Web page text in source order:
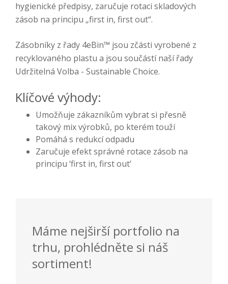
hygienické předpisy, zaručuje rotaci skladových
zásob na principu „first in, first out“.
Zásobníky z řady 4eBin™ jsou zčásti vyrobené z
recyklovaného plastu a jsou součástí naší řady
Udržitelná Volba - Sustainable Choice.
Klíčové výhody:
Umožňuje zákazníkům vybrat si přesně
takový mix výrobků, po kterém touží
Pomáhá s redukcí odpadu
Zaručuje efekt správné rotace zásob na
principu ‘first in, first out’
Máme nejširší portfolio na
trhu, prohlédněte si náš
sortiment!